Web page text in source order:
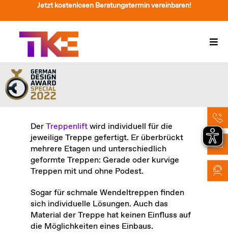
Inhalt
springen
Jetzt kostenlosen Beratungstermin vereinbaren!
Treppenlift
Preise
Service
Treppenliftberatung
Über Uns & Kontakt
Suche
nach:
DerTreppenliftwird individuell für die
jeweilige Treppe gefertigt. Er überbrückt
mehrere Etagen und unterschiedlich
geformte Treppen: Gerade oder kurvige
Treppen mit und ohne Podest.
Sogar für schmale Wendeltreppen finden
sich individuelle Lösungen. Auch das
Material der Treppe hat keinen Einfluss auf
die Möglichkeiten eines Einbaus.